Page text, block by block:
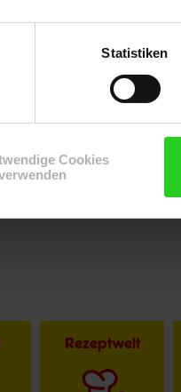
Statistiken
Cookies
Rezeptwelt